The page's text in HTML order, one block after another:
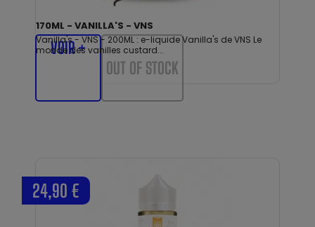
170ML - VANILLA'S - VNS
Vanilla's - VNS - 200ML : e-liquide Vanilla's de VNS Le
monde des vanilles custard...
VOIR +
OUT OF STOCK
24,90 €